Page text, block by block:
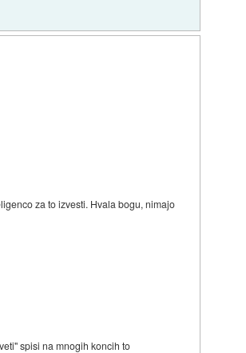
za to izvesti. Hvala bogu, nimajo
spisi na mnogih koncih to